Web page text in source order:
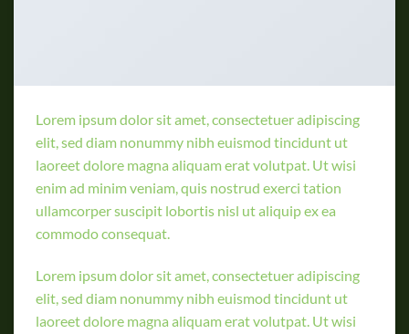
Lorem ipsum dolor sit amet, consectetuer adipiscing
elit, sed diam nonummy nibh euismod tincidunt ut
laoreet dolore magna aliquam erat volutpat. Ut wisi
enim ad minim veniam, quis nostrud exerci tation
ullamcorper suscipit lobortis nisl ut aliquip ex ea
commodo consequat.
Lorem ipsum dolor sit amet, consectetuer adipiscing
elit, sed diam nonummy nibh euismod tincidunt ut
laoreet dolore magna aliquam erat volutpat. Ut wisi